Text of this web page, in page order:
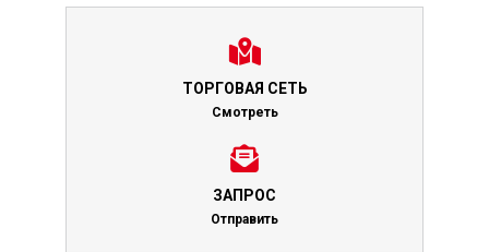
ТОРГОВАЯ СЕТЬ
Смотреть
ЗАПРОС
Отправить